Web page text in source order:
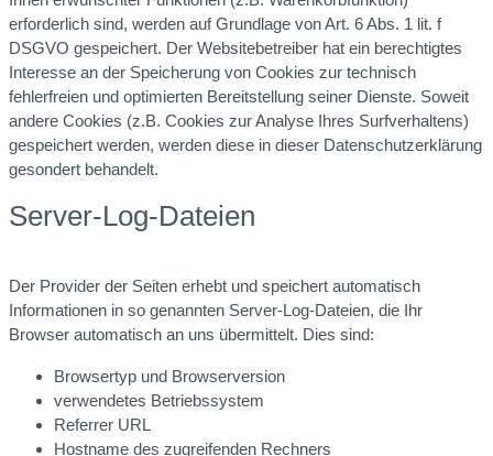
erforderlich sind, werden auf Grundlage von Art. 6 Abs. 1 lit. f
DSGVO gespeichert. Der Websitebetreiber hat ein berechtigtes
Interesse an der Speicherung von Cookies zur technisch
fehlerfreien und optimierten Bereitstellung seiner Dienste. Soweit
andere Cookies (z.B. Cookies zur Analyse Ihres Surfverhaltens)
gespeichert werden, werden diese in dieser Datenschutzerklärung
gesondert behandelt.
Server-Log-Dateien
Der Provider der Seiten erhebt und speichert automatisch
Informationen in so genannten Server-Log-Dateien, die Ihr
Browser automatisch an uns übermittelt. Dies sind:
Browsertyp und Browserversion
verwendetes Betriebssystem
Referrer URL
Hostname des zugreifenden Rechners